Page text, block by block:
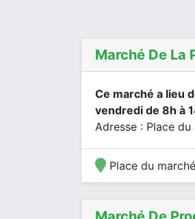
Marché De La
Ce marché a lieu
vendredi de 8h à
Adresse : Place du
Place du